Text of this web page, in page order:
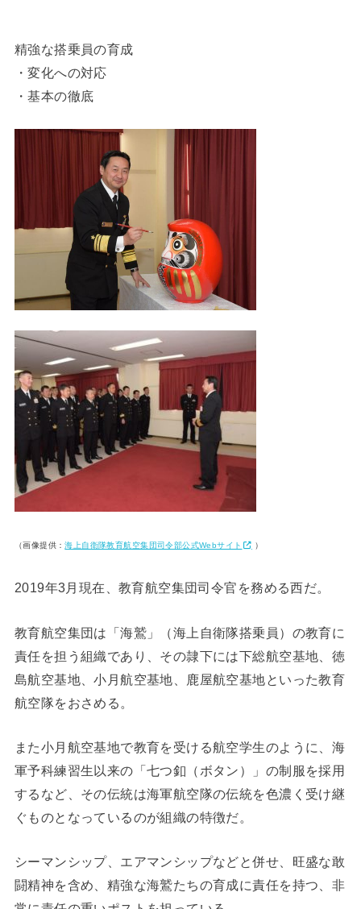
精強な搭乗員の育成
・変化への対応
・基本の徹底
（画像提供：海上自衛隊教育航空集団司令部公式Webサイト ）
2019年3月現在、教育航空集団司令官を務める西だ。
教育航空集団は「海鷲」（海上自衛隊搭乗員）の教育に
責任を担う組織であり、その隷下には下総航空基地、徳
島航空基地、小月航空基地、鹿屋航空基地といった教育
航空隊をおさめる。
また小月航空基地で教育を受ける航空学生のように、海
軍予科練習生以来の「七つ釦（ボタン）」の制服を採用
するなど、その伝統は海軍航空隊の伝統を色濃く受け継
ぐものとなっているのが組織の特徴だ。
シーマンシップ、エアマンシップなどと併せ、旺盛な敢
闘精神を含め、精強な海鷲たちの育成に責任を持つ、非